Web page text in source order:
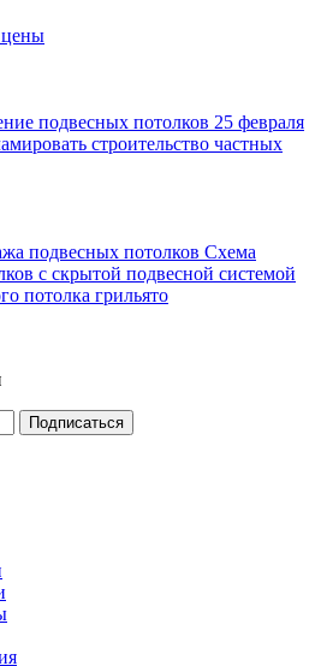
цены
подвесных потолков 25 февраля
строительство частных
подвесных потолков Схема
с скрытой подвесной системой
потолка грильято
Подписаться